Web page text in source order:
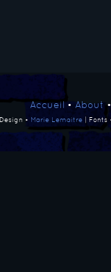
Accueil• About
• Marie Lemaitre | Fonts